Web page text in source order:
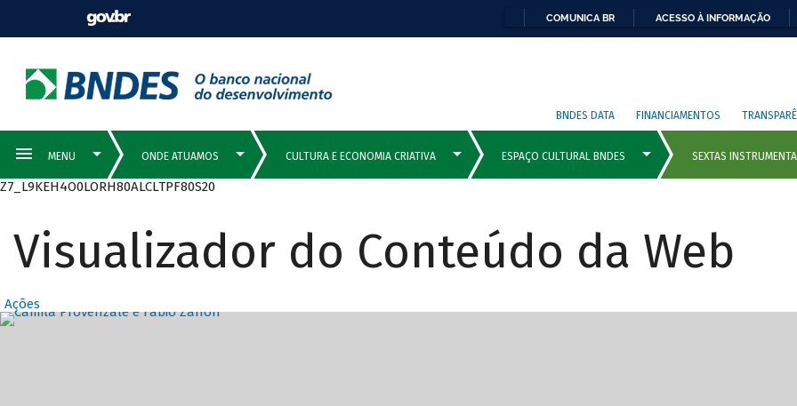
COMUNICA BR ACESSO À INFORMAÇÃO
BNDES DATA FINANCIAMENTOS
Z7_L9KEH4O0LORH80ALCLTPF80S20
Visualizador do Conteúdo da Web
Ações
Destaques Principais com